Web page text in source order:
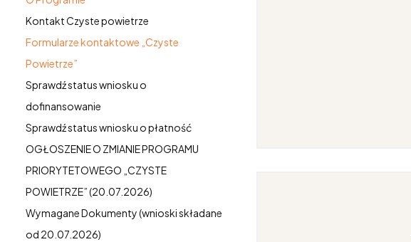
Kontakt Czyste powietrze
Formularze kontaktowe „Czyste
Powietrze”
Sprawdź status wniosku o
dofinansowanie
Sprawdź status wniosku o płatność
OGŁOSZENIE O ZMIANIE PROGRAMU
PRIORYTETOWEGO „CZYSTE
POWIETRZE” (20.07.2026)
Wymagane Dokumenty (wnioski składane
od 20.07.2026)